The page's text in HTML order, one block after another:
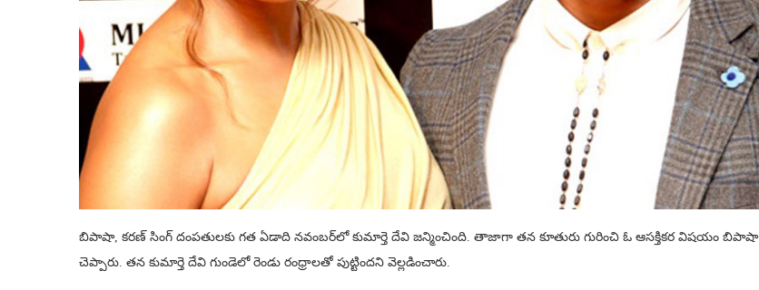
బిపాషా, కరణ్ సింగ్‌ దంపతులకు గత ఏడాది నవంబర్‌లో కుమార్తె దేవి జన్మించింది. తాజాగా తన కూతురు గురించి ఓ ఆసక్తికర విషయం బిపాషా
చెప్పారు. తన కుమార్తె దేవి గుండెలో రెండు రంధ్రాలతో పుట్టిందని వెల్లడించారు.